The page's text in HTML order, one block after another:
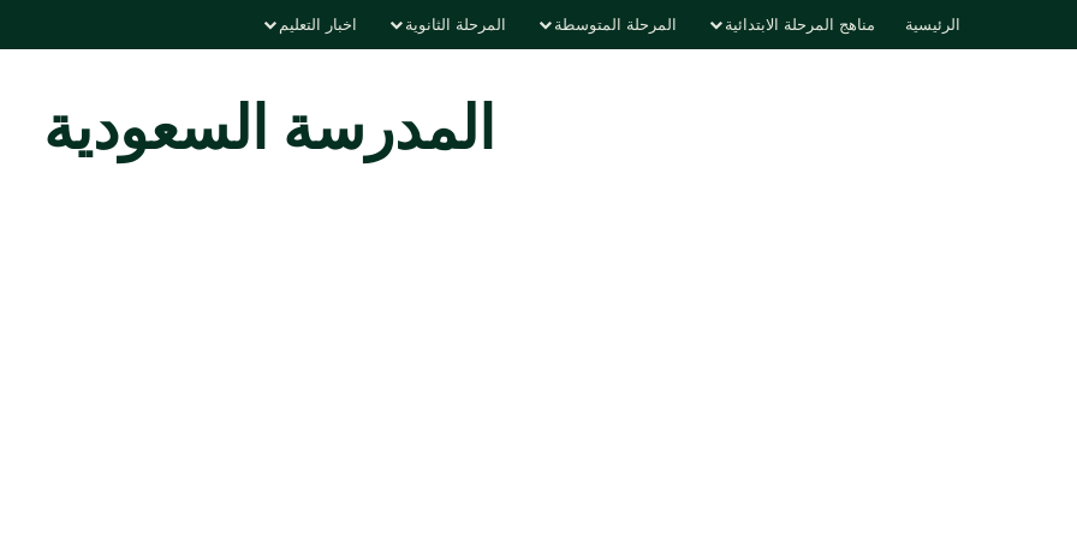
الرئيسية مناهج المرحلة الابتدائية المرحلة المتوسطة المرحلة الثانوية اخبار التعليم
المدرسة السعودية